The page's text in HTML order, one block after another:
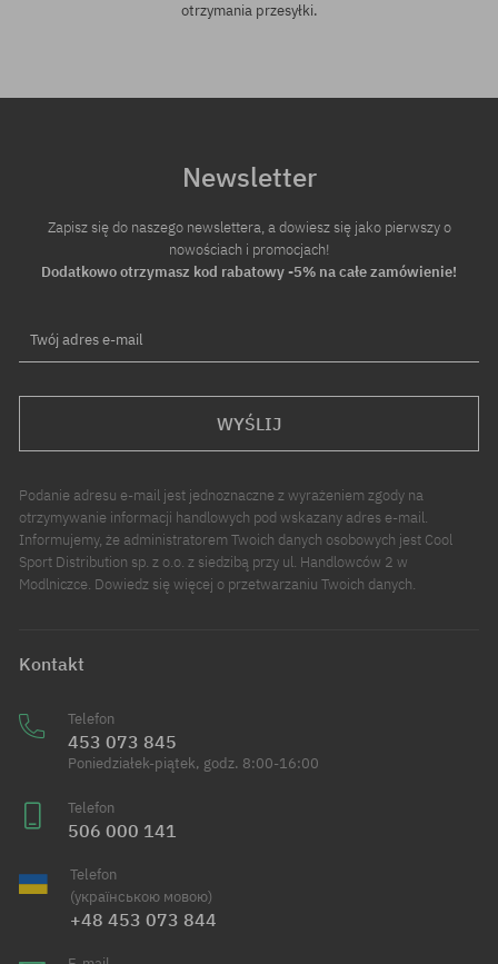
otrzymania przesyłki.
Newsletter
Zapisz się do naszego newslettera, a dowiesz się jako pierwszy o
nowościach i promocjach!
Dodatkowo otrzymasz kod rabatowy -5% na całe zamówienie!
Twój adres e-mail
WYŚLIJ
Podanie adresu e-mail jest jednoznaczne z wyrażeniem zgody na
otrzymywanie informacji handlowych pod wskazany adres e-mail.
Informujemy, że administratorem Twoich danych osobowych jest Cool
Sport Distribution sp. z o.o. z siedzibą przy ul. Handlowców 2 w
Modlniczce. Dowiedz się więcej o przetwarzaniu Twoich danych.
Kontakt
Telefon
453 073 845
Poniedziałek-piątek, godz. 8:00-16:00
Telefon
506 000 141
Telefon
(українською мовою)
+48 453 073 844